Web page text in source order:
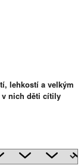
lehkostí a velkým
v nich děti cítily